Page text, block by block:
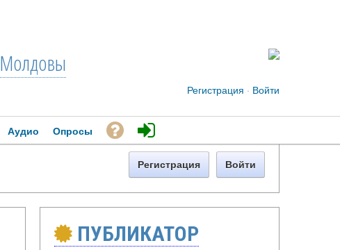
Молдовы
Регистрация · Войти
Аудио Опросы
Регистрация Войти
ПУБЛИКАТОР